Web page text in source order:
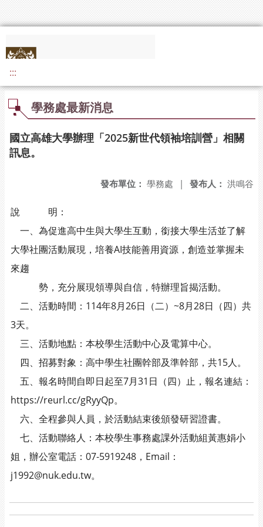
:::
學務處最新消息
國立高雄大學辦理「2025新世代領袖培訓營」相關
訊息。
發布人： 洪鳴谷
發布單位： 學務處 |
說 明：
一、為促進高中生與大學生互動，銜接大學生活並了解
大學社團活動展現，培養AI技能善用資源，創造並掌握未
來趨
勢，充分展現領導與自信，特辦理旨揭活動。
二、活動時間：114年8月26日（二）~8月28日（四）共
3天。
三、活動地點：本校學生活動中心及電算中心。
四、招募對象：高中學生社團幹部及準幹部，共15人。
五、報名時間自即日起至7月31日（四）止，報名連結：
https://reurl.cc/gRyyQp。
六、全程參與人員，於活動結束後頒發研習證書。
七、活動聯絡人：本校學生事務處課外活動組黃惠娟小
姐，辦公室電話：07-5919248，Email：
j1992@nuk.edu.tw。